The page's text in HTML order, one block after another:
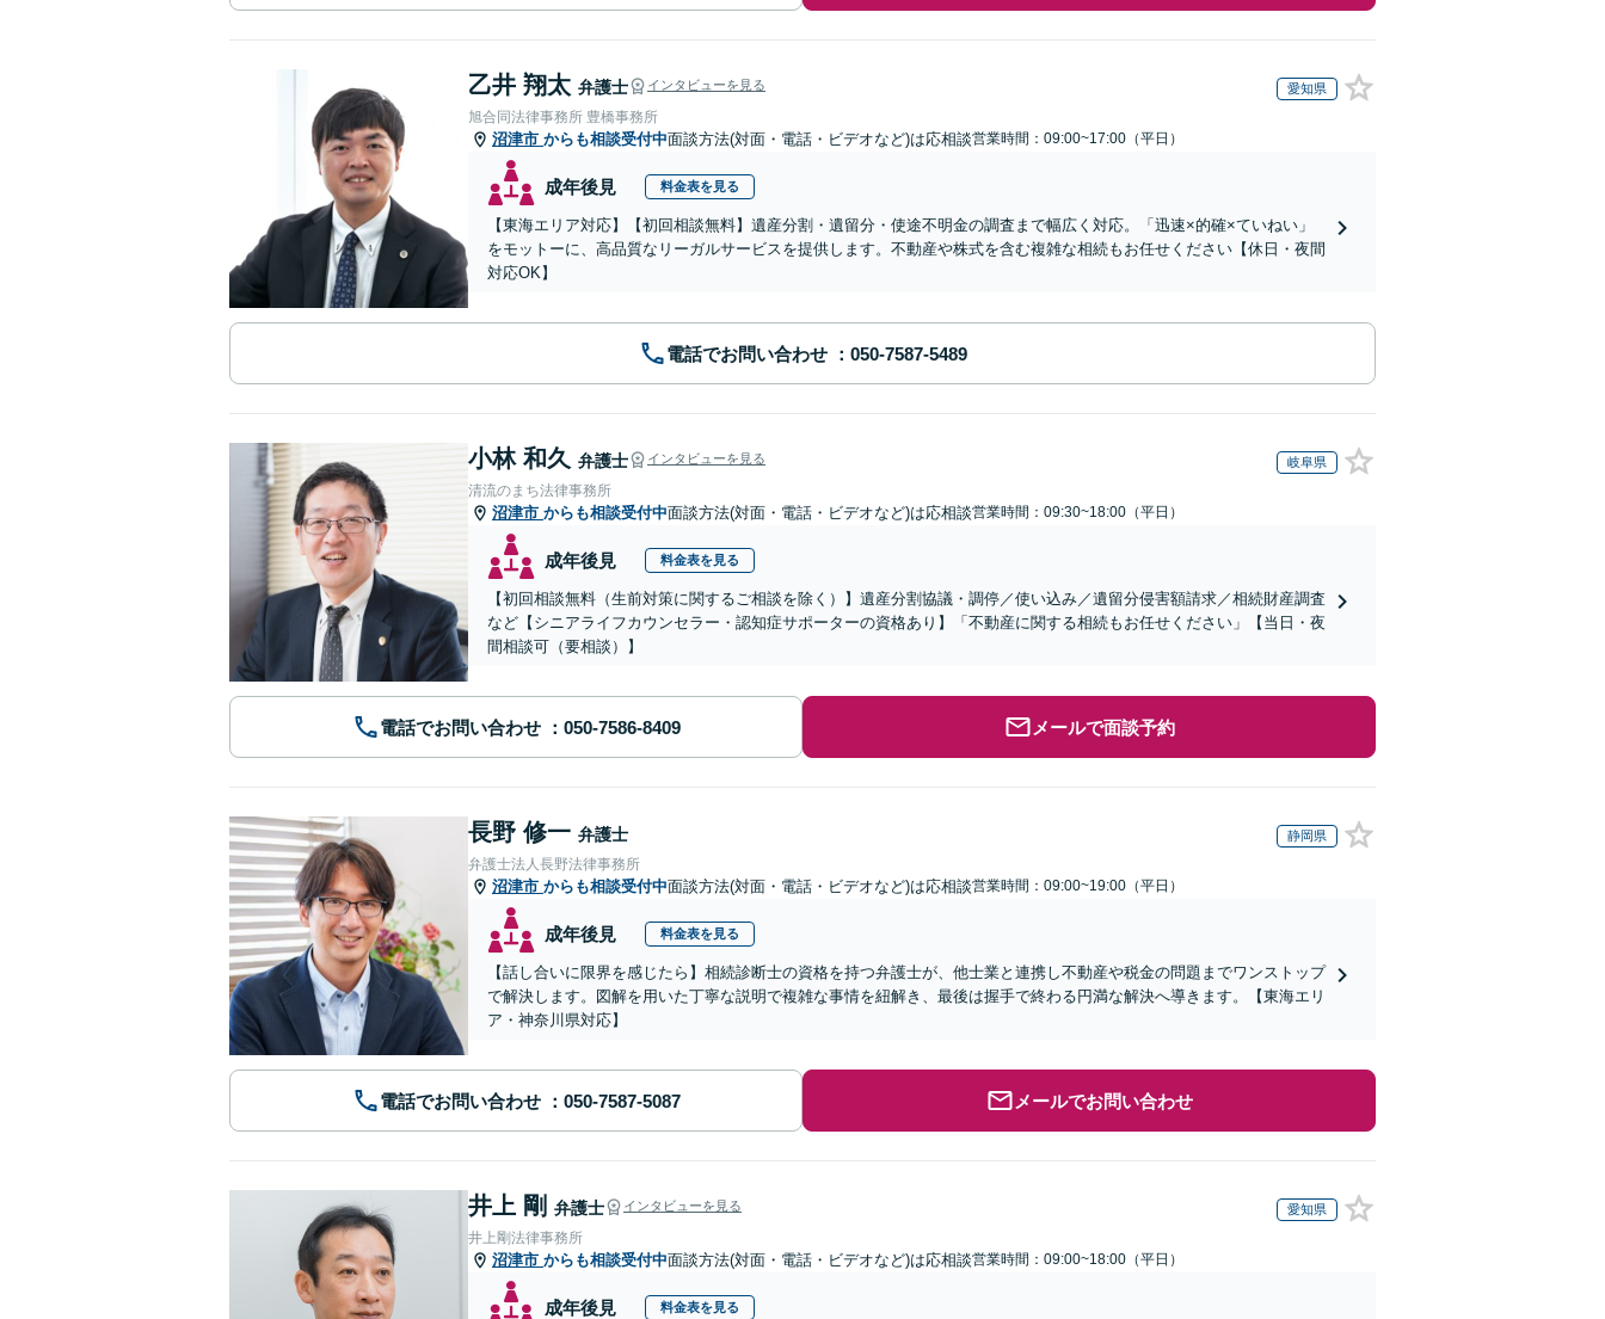
乙井 翔太 弁護士 インタビューを見る 愛知県
旭合同法律事務所 豊橋事務所
沼津市 からも相談受付中面談方法(対面・電話・ビデオなど)は応相談営業時間：09:00~17:00（平日）
成年後見 料金表を見る
【東海エリア対応】【初回相談無料】遺産分割・遺留分・使途不明金の調査まで幅広く対応。「迅速×的確×ていねい」
をモットーに、高品質なリーガルサービスを提供します。不動産や株式を含む複雑な相続もお任せください【休日・夜間
対応OK】
電話でお問い合わせ
小林 和久 弁護士 インタビューを見る 岐阜県
清流のまち法律事務所
沼津市 からも相談受付中面談方法(対面・電話・ビデオなど)は応相談営業時間：09:30~18:00（平日）
成年後見 料金表を見る
【初回相談無料（生前対策に関するご相談を除く）】遺産分割協議・調停／使い込み／遺留分侵害額請求／相続財産調査
など【シニアライフカウンセラー・認知症サポーターの資格あり】「不動産に関する相続もお任せください」【当日・夜
間相談可（要相談）】
電話でお問い合わせ メールで面談予約
長野 修一 弁護士 静岡県
弁護士法人長野法律事務所
沼津市 からも相談受付中面談方法(対面・電話・ビデオなど)は応相談営業時間：09:00~19:00（平日）
成年後見 料金表を見る
【話し合いに限界を感じたら】相続診断士の資格を持つ弁護士が、他士業と連携し不動産や税金の問題までワンストップ
で解決します。図解を用いた丁寧な説明で複雑な事情を紐解き、最後は握手で終わる円満な解決へ導きます。【東海エリ
ア・神奈川県対応】
電話でお問い合わせ メールでお問い合わせ
井上 剛 弁護士 インタビューを見る 愛知県
井上剛法律事務所
沼津市 からも相談受付中面談方法(対面・電話・ビデオなど)は応相談営業時間：09:00~18:00（平日）
成年後見 料金表を見る